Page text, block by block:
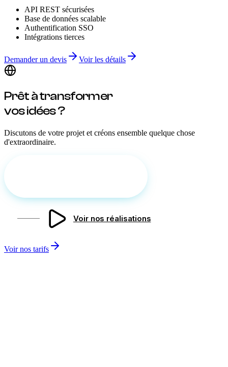
API REST sécurisées
Base de données scalable
Authentification SSO
Intégrations tierces
Demander un devis Voir les détails
Prêt àtransformer
vos idées ?
Discutons de votre projet et créons ensemble quelque chose
d'extraordinaire.
Voir nos réalisations
Voir nos tarifs